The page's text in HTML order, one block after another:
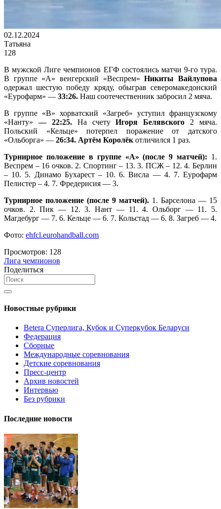
02.12.2024
Татьяна
128
В мужской Лиге чемпионов ЕГФ состоялись матчи 9-го тура.
В группе «А» венгерский «Веспрем»Никиты Вайлупова
одержал шестую победу кряду, обыграв северомакедонский
«Еурофарм» — 33:26. Наш соотечественник забросил 2 мяча.
В группе «В» хорватский «Загреб» уступил французскому
«Нанту»— 22:25.На счетуИгоря Белявского 2 мяча.
Польский «Кельце» потерпел поражение от датского
«Ольборга» — 26:34. Артём Королёк отличился 1 раз.
Турнирное положение в группе «А» (после 9 матчей): 1.
Веспрем – 16 очков. 2. Спортинг – 13. 3. ПСЖ – 12. 4. Берлин
– 10. 5. Динамо Бухарест – 10. 6. Висла — 4. 7. Еурофарм
Пелистер – 4. 7. Фредерисия — 3.
Турнирное положение (после 9 матчей). 1. Барселона — 15
очков. 2. Пик — 12. 3. Нант — 11. 4. Ольборг — 11. 5.
Магдебург — 7. 6. Кельце — 6. 7. Кольстад — 6. 8. Загреб — 4.
Фото: ehfcl.eurohandball.com
Просмотров: 128
Лига чемпионов
Поделиться
Новостные рубрики
Betera Суперлига, Кубок и Суперкубок Беларуси
Федерация
Сборные
Международные соревнования
Детские соревнования
Пресс-центр
Архив новостей
Интервью
Без рубрики
Последние новости